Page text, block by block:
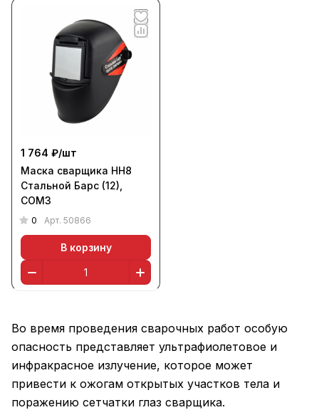
1 764 ₽/шт
Маска сварщика HH8
Стальной Барс (12),
СОМЗ
0 Арт. 50866
В корзину
Во время проведения сварочных работ особую
опасность представляет ультрафиолетовое и
инфракрасное излучение, которое может
привести к ожогам открытых участков тела и
поражению сетчатки глаз сварщика.